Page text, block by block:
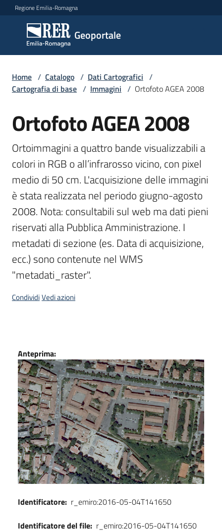
Vai al contenuto
Vai alla navigazione
Vai al footer
Regione Emilia-Romagna
Geoportale
Geoportale
Catalogo
dati,
metadati
Visualizza
dati
on-
line
Scarica
dati
Archivio
cartografico
Seguici
su
Home / Catalogo / Dati Cartografici /
Cartografia di base / Immagini / Ortofoto AGEA 2008
Salta al contenuto
Ortofoto AGEA 2008
Ortoimmagini a quattro bande visualizzabili a
colori in RGB o all’infrarosso vicino, con pixel
medio di 50 cm. L'acquisizione delle immagini
è stata realizzata nel periodo giugno-agosto
2008. Nota: consultabili sul web ma dati pieni
riservati alla Pubblica Amministrazione. I
metadati di sezione (es. Data di acquisizione,
ecc.) sono contenute nel WMS
"metadati_raster".
CondividiVedi azioni
Dati
Anteprima:
Identificatore: r_emiro:2016-05-04T141650
Identificatore del file: r_emiro:2016-05-04T141650